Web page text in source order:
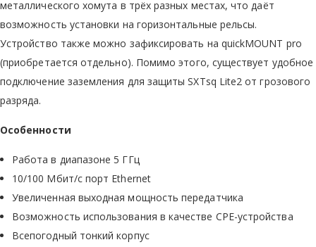
металлического хомута в трёх разных местах, что даёт
возможность установки на горизонтальные рельсы.
Устройство также можно зафиксировать на quickMOUNT pro
(приобретается отдельно). Помимо этого, существует удобное
подключение заземления для защиты SXTsq Lite2 от грозового
разряда.
Особенности
Работа в диапазоне 5 ГГц
10/100 Мбит/с порт Ethernet
Увеличенная выходная мощность передатчика
Возможность использования в качестве CPE-устройства
Всепогодный тонкий корпус